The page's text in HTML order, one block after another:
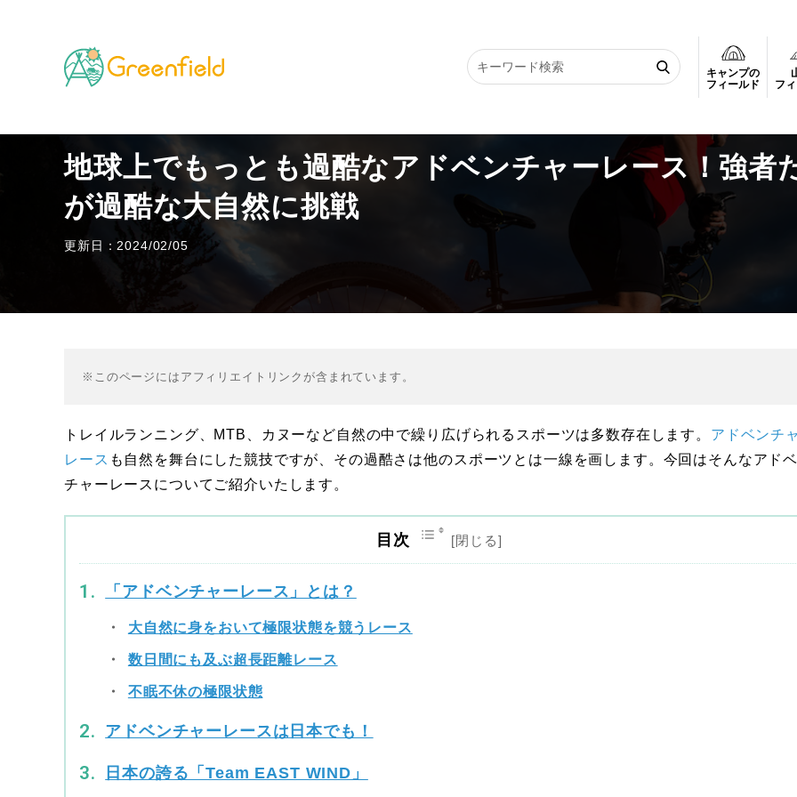
キャンプの
フィールド
フ
TOP その他のフィールド 地球上でもっとも過酷なアドベンチャーレース！強者たちが過酷な大自然に挑戦
地球上でもっとも過酷なアドベンチャーレース！強者
が過酷な大自然に挑戦
更新日：2024/02/05
※このページにはアフィリエイトリンクが含まれています。
トレイルランニング、MTB、カヌーなど自然の中で繰り広げられるスポーツは多数存在します。 アドベンチ
レース も自然を舞台にした競技ですが、その過酷さは他のスポーツとは一線を画します。今回はそんなアド
チャーレースについてご紹介いたします。
目次
「アドベンチャーレース」とは？
大自然に身をおいて極限状態を競うレース
数日間にも及ぶ超長距離レース
不眠不休の極限状態
アドベンチャーレースは日本でも！
日本の誇る「Team EAST WIND」